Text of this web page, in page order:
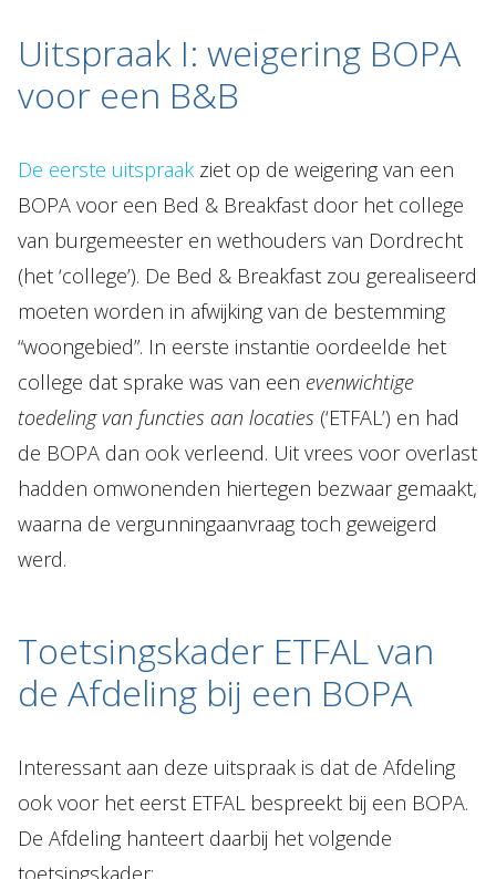
Uitspraak I: weigering BOPA
voor een B&B
De eerste uitspraak ziet op de weigering van een
BOPA voor een Bed & Breakfast door het college
van burgemeester en wethouders van Dordrecht
(het ‘college’). De Bed & Breakfast zou gerealiseerd
moeten worden in afwijking van de bestemming
“woongebied”. In eerste instantie oordeelde het
college dat sprake was van een evenwichtige
toedeling van functies aan locaties (‘ETFAL’) en had
de BOPA dan ook verleend. Uit vrees voor overlast
hadden omwonenden hiertegen bezwaar gemaakt,
waarna de vergunningaanvraag toch geweigerd
werd.
Toetsingskader ETFAL van
de Afdeling bij een BOPA
Interessant aan deze uitspraak is dat de Afdeling
ook voor het eerst ETFAL bespreekt bij een BOPA.
De Afdeling hanteert daarbij het volgende
toetsingskader: